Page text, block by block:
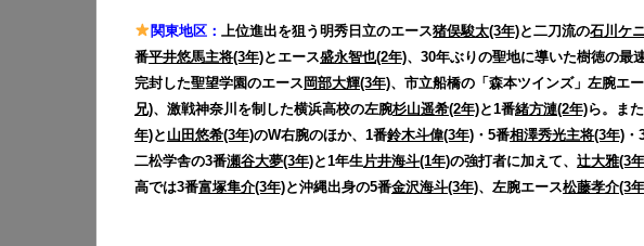
関東地区： 上位進出を狙う明秀日立のエース猪俣駿太(3年)と二刀流の石川ケ
番平井悠馬主将(3年)とエース盛永智也(2年)、30年ぶりの聖地に導いた樹徳の最
完封した聖望学園のエース 岡部大輝(3年)、市立船橋の「森本ツインズ」左腕エ
兄)、激戦神奈川を制した横浜高校の左腕杉山遥希(2年)と1番緒方漣(2年)ら。 ま
年)と 山田悠希(3年)のW右腕のほか、1番鈴木斗偉(3年) ・5番相澤秀光主将(3年)
二松学舎の3番瀬谷大夢(3年)と1年生片井海斗(1年)の強打者に加えて、 辻大雅(3
高では3番富塚隼介(3年)と沖縄出身の5番金沢海斗(3年)、左腕エース松藤孝介(3